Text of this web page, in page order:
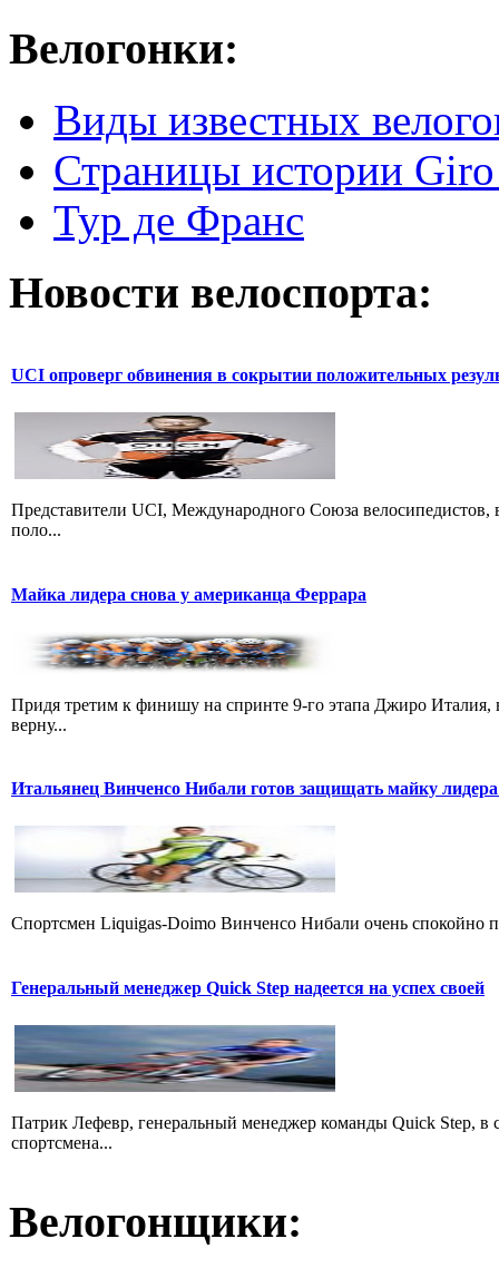
Велогонки:
Виды известных
Страницы истории
Тур де Франс
Новости велоспорта:
UCI опроверг обвинения в сокрытии положительных
Представители UCI, Международного Союза
поло...
Майка лидера снова у американца Феррара
Придя третим к финишу на спринте 9-го этапа Джиро
верну...
Итальянец Винченсо Нибали готов защищать майку
Cпортсмен Liquigas-Doimo Винченсо Нибали очень спокойно
Генеральный менеджер Quick Step надеется на успех своей
Патрик Лефевр, генеральный менеджер команды Quick Step, в
спортсмена...
Велогонщики: